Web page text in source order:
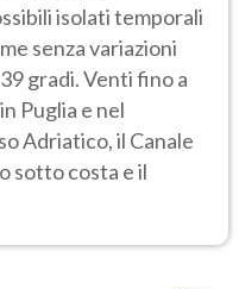
isolati temporali
senza variazioni
gradi. Venti fino a
Puglia e nel
Adriatico, il Canale
sotto costa e il